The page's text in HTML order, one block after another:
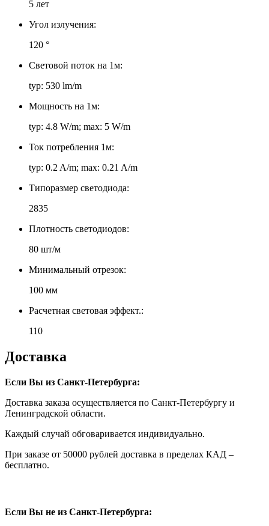
5 лет
Угол излучения:
120 °
Световой поток на 1м:
typ: 530 lm/m
Мощность на 1м:
typ: 4.8 W/m; max: 5 W/m
Ток потребления 1м:
typ: 0.2 A/m; max: 0.21 A/m
Типоразмер светодиода:
2835
Плотность светодиодов:
80 шт/м
Минимальный отрезок:
100 мм
Расчетная световая эффект.:
110
Доставка
Если Вы из Санкт-Петербурга:
Доставка заказа осуществляется по Санкт-Петербургу и
Ленинградской области.
Каждый случай обговаривается индивидуально.
При заказе от 50000 рублей доставка в пределах КАД –
бесплатно.
Если Вы не из Санкт-Петербурга: